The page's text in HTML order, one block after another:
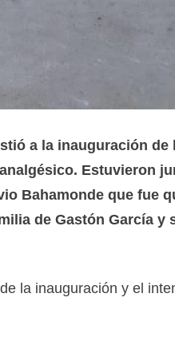
a la inauguración
Estuvieron
Bahamonde que fue
de Gastón García y
la inauguración y el